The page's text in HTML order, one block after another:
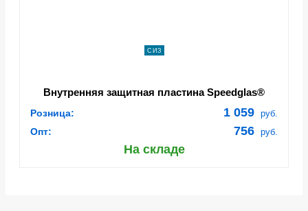
СИЗ
Внутренняя защитная пластина Speedglas®
Розница: 1 059 руб.
Опт: 756 руб.
На складе